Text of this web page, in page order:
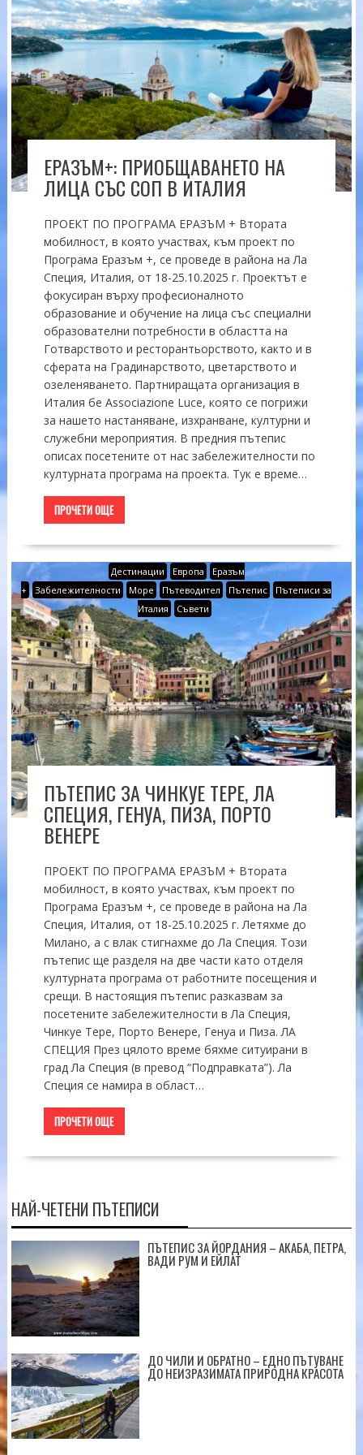
ЕРАЗЪМ+: ПРИОБЩАВАНЕТО НА
ЛИЦА СЪС СОП В ИТАЛИЯ
ПРОЕКТ ПО ПРОГРАМА ЕРАЗЪМ + Втората
мобилност, в която участвах, към проект по
Програма Еразъм +, се проведе в района на Ла
Специя, Италия, от 18-25.10.2025 г. Проектът е
фокусиран върху професионалното
образование и обучение на лица със специални
образователни потребности в областта на
Готварството и ресторантьорството, както и в
сферата на Градинарството, цветарството и
озеленяването. Партниращата организация в
Италия бе Associazione Luce, която се погрижи
за нашето настаняване, изхранване, културни и
служебни мероприятия. В предния пътепис
описах посетените от нас забележителности по
културната програма на проекта. Тук е време…
ПРОЧЕТИ ОЩЕ
Дестинации Европа
Еразъм
+
Забележителности Море Пътеводител Пътепис
Пътеписи за
Италия
Съвети
ПЪТЕПИС ЗА ЧИНКУЕ ТЕРЕ, ЛА
СПЕЦИЯ, ГЕНУА, ПИЗА, ПОРТО
ВЕНЕРЕ
ПРОЕКТ ПО ПРОГРАМА ЕРАЗЪМ + Втората
мобилност, в която участвах, към проект по
Програма Еразъм +, се проведе в района на Ла
Специя, Италия, от 18-25.10.2025 г. Летяхме до
Милано, а с влак стигнахме до Ла Специя. Този
пътепис ще разделя на две части като отделя
културната програма от работните посещения и
срещи. В настоящия пътепис разказвам за
посетените забележителности в Ла Специя,
Чинкуе Тере, Порто Венере, Генуа и Пиза. ЛА
СПЕЦИЯ През цялото време бяхме ситуирани в
град Ла Специя (в превод “Подправката”). Ла
Специя се намира в област…
ПРОЧЕТИ ОЩЕ
НАЙ-ЧЕТЕНИ ПЪТЕПИСИ
ПЪТЕПИС ЗА ЙОРДАНИЯ – АКАБА, ПЕТРА,
ВАДИ РУМ И ЕЙЛАТ
ДО ЧИЛИ И ОБРАТНО – ЕДНО ПЪТУВАНЕ
ДО НЕИЗРАЗИМАТА ПРИРОДНА КРАСОТА